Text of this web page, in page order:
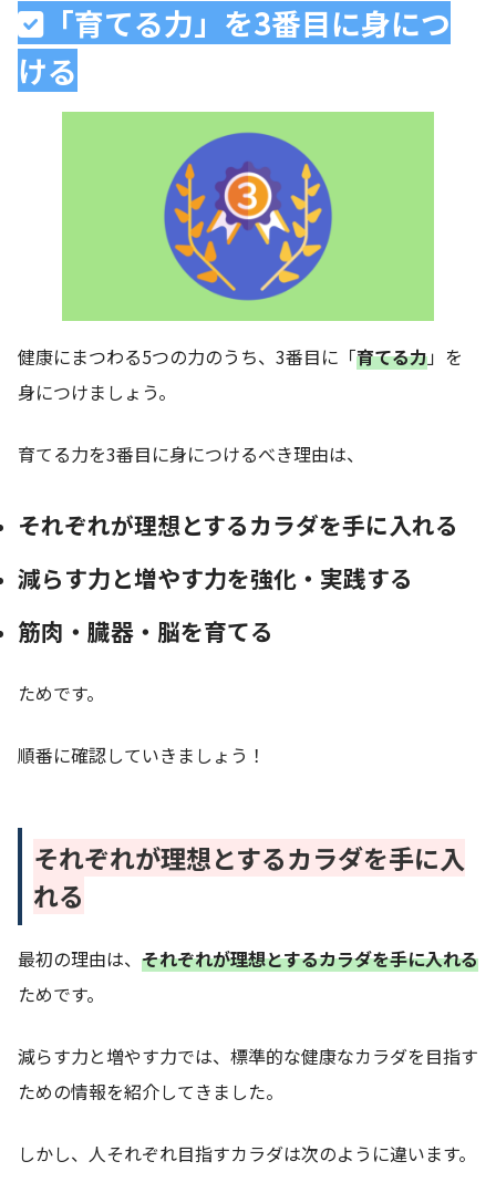
「育てる力」を3番目に身につ
ける
健康にまつわる5つの力のうち、3番目に「育てる力」を
身につけましょう。
育てる力を3番目に身につけるべき理由は、
それぞれが理想とするカラダを手に入れる
減らす力と増やす力を強化・実践する
筋肉・臓器・脳を育てる
ためです。
順番に確認していきましょう！
それぞれが理想とするカラダを手に入
れる
最初の理由は、 それぞれが理想とするカラダを手に入れる
ためです。
減らす力と増やす力では、標準的な健康なカラダを目指す
ための情報を紹介してきました。
しかし、人それぞれ目指すカラダは次のように違います。